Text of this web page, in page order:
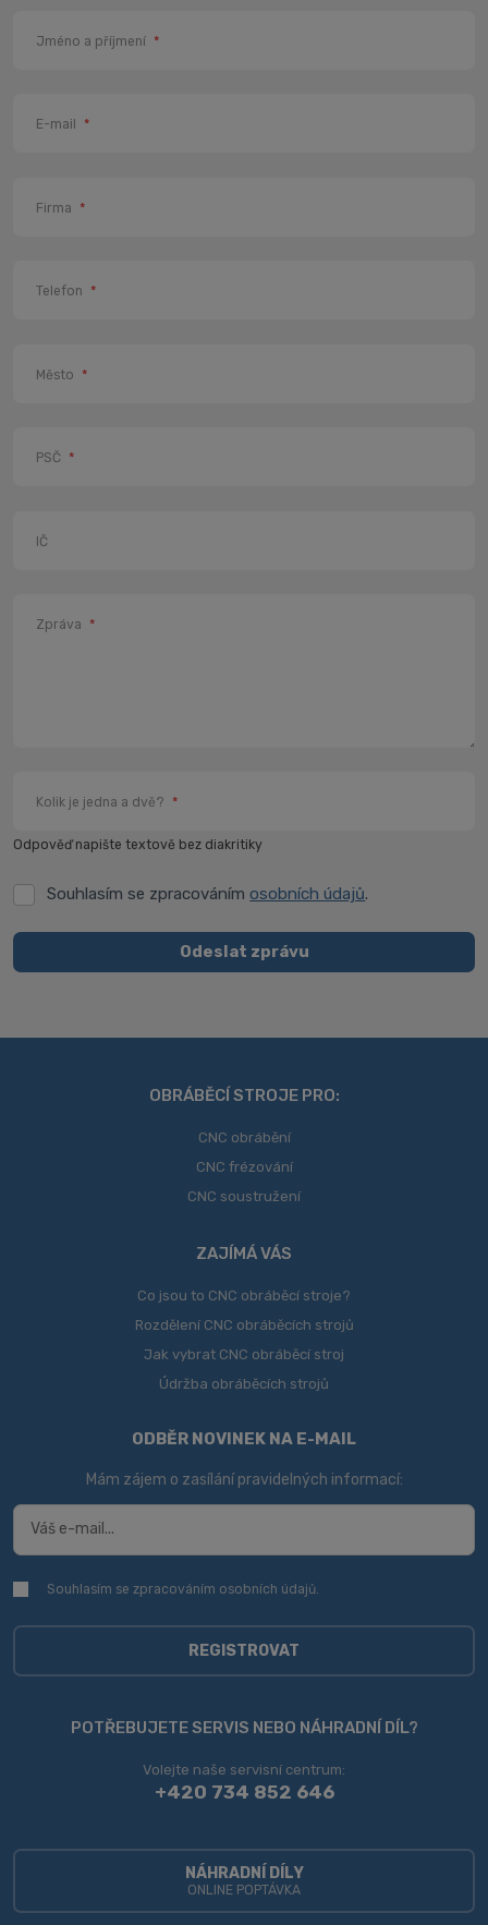
Jméno a příjmení *
E-mail *
Firma *
Telefon *
Město *
PSČ *
IČ
Zpráva *
Kolik je jedna a dvě? *
Odpověď napište textově bez diakritiky
Souhlasím
zpracováním
osobních
Souhlasím se zpracovánímosobních údajů.
Odeslat zprávu
OBRÁBĚCÍ STROJE PRO:
CNC obrábění
CNC frézování
CNC soustružení
ZAJÍMÁ VÁS
Co jsou to CNC obráběcí stroje?
Rozdělení CNC obráběcích strojů
Jak vybrat CNC obráběcí stroj
Údržba obráběcích strojů
ODBĚR NOVINEK NA E-MAIL
Mám zájem o zasílání pravidelných informací:
Souhlasím
zpracováním
Souhlasím se zpracováním osobních údajů
REGISTROVAT
se
POTŘEBUJETE SERVIS NEBO NÁHRADNÍ DÍL?
Volejte naše servisní centrum:
+420 734 852 646
NÁHRADNÍ DÍLY
ONLINE POPTÁVKA